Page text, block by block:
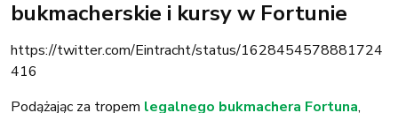
bukmacherskie i kursy w Fortunie
https://twitter.com/Eintracht/status/1628454578881724
416
Podążając za tropem legalnego bukmachera Fortuna,